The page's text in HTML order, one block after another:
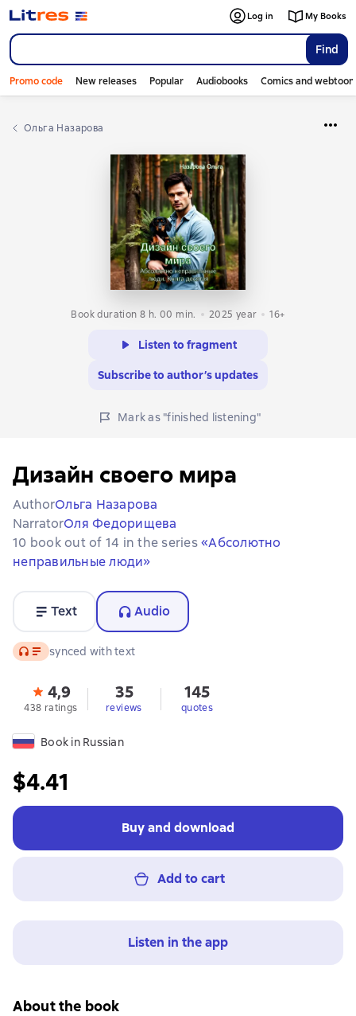
Find
Log in My Books
Promo code New releases Popular Audiobooks Comics and
Ольга Назарова
Book duration 8 h. 00 min. 2025 year 16+
Listen to fragment
Subscribe to author’s updates
Mark as "finished listening"
Дизайн своего мира
AuthorОльга Назарова
NarratorОля Федорищева
10 book out of 14 in the series«Абсолютно
неправильные люди»
Text Audio
Audio synced with text
4,9
438 ratings
35
reviews
145
quotes
Book in Russian
$4.41
Buy and download
Add to cart
Listen in the app
About the book